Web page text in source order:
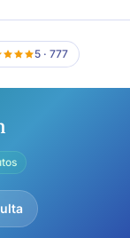
5 · 777